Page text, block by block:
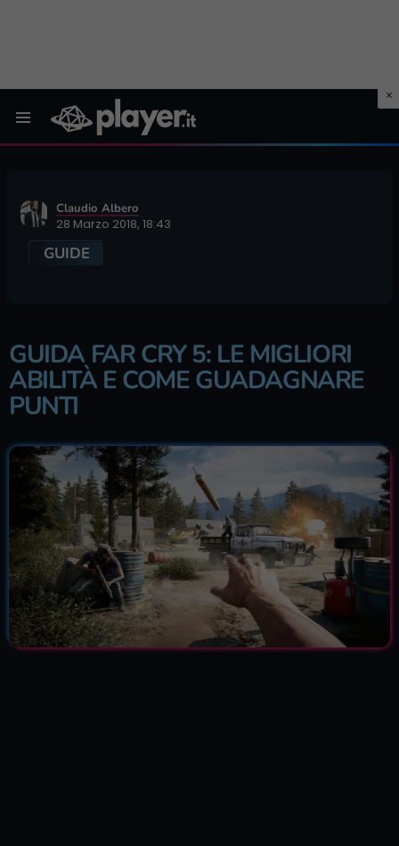
Claudio Albero
28 Marzo 2018, 18:43
GUIDE
GUIDA FAR CRY 5: LE MIGLIORI
ABILITÀ E COME GUADAGNARE
PUNTI